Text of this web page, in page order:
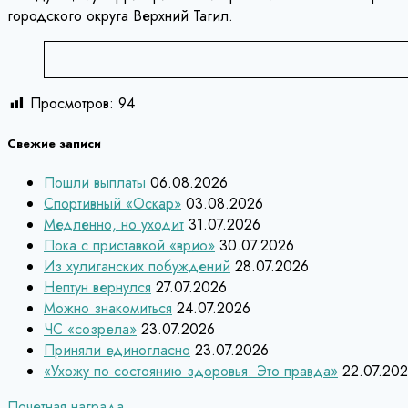
городского округа Верхний Тагил.
Просмотров: 94
Свежие записи
Пошли выплаты 06.08.2026
Спортивный «Оскар» 03.08.2026
Медленно, но уходит 31.07.2026
Пока с приставкой «врио» 30.07.2026
Из хулиганских побуждений 28.07.2026
Нептун вернулся 27.07.2026
Можно знакомиться 24.07.2026
ЧС «созрела» 23.07.2026
Приняли единогласно 23.07.2026
«Ухожу по состоянию здоровья. Это правда»